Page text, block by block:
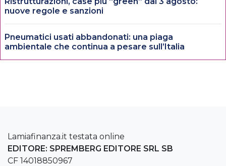
nuove regole e sanzioni
Pneumatici usati abbandonati: una piaga
ambientale che continua a pesare sull’Italia
Lamiafinanza.it testata online
EDITORE: SPREMBERG EDITORE SRL SB
CF 14018850967